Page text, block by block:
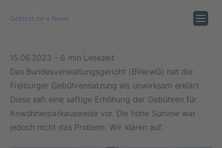
Geblitzt.de » News
15.06.2023 - 6 min Lesezeit
Das Bundesverwaltungsgericht (BVerwG) hat die
Freiburger Gebührensatzung als unwirksam erklärt.
Diese sah eine saftige Erhöhung der Gebühren für
Anwohnerparkausweise vor. Die hohe Summe war
jedoch nicht das Problem. Wir klären auf.